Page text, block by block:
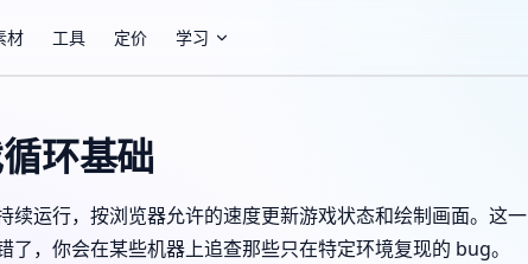
材 工具 定价 学习
环基础
续运行，按浏览器允许的速度更新游戏状态和绘制画面。这一
了，你会在某些机器上追查那些只在特定环境复现的 bug。